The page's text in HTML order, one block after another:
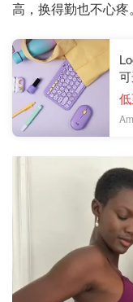
高，换得勤也不心疼。